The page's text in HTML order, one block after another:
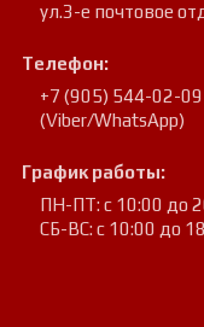
ул.3-е почтовое
Телефон:
+7 (905) 544-02-09
(Viber/WhatsApp)
График работы:
ПН-ПТ: с 10:00 до
СБ-ВС: с 10:00 до